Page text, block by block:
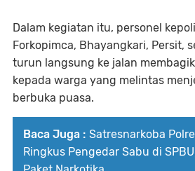
Dalam kegiatan itu, personel
Forkopimca, Bhayangkari, Persit,
turun langsung ke jalan
kepada warga yang melintas
berbuka puasa.
Baca Juga : Satresnarkoba
Ringkus Pengedar Sabu di